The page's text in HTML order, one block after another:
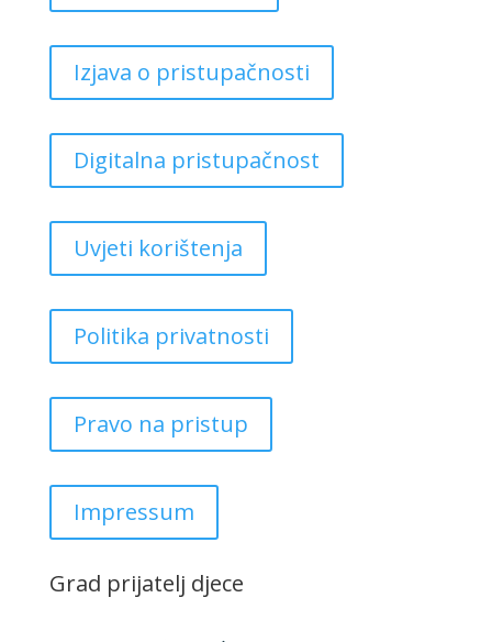
Izjava o pristupačnosti
Digitalna pristupačnost
Uvjeti korištenja
Politika privatnosti
Pravo na pristup
Impressum
Grad prijatelj djece